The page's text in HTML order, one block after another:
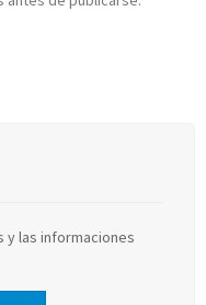
y las informaciones